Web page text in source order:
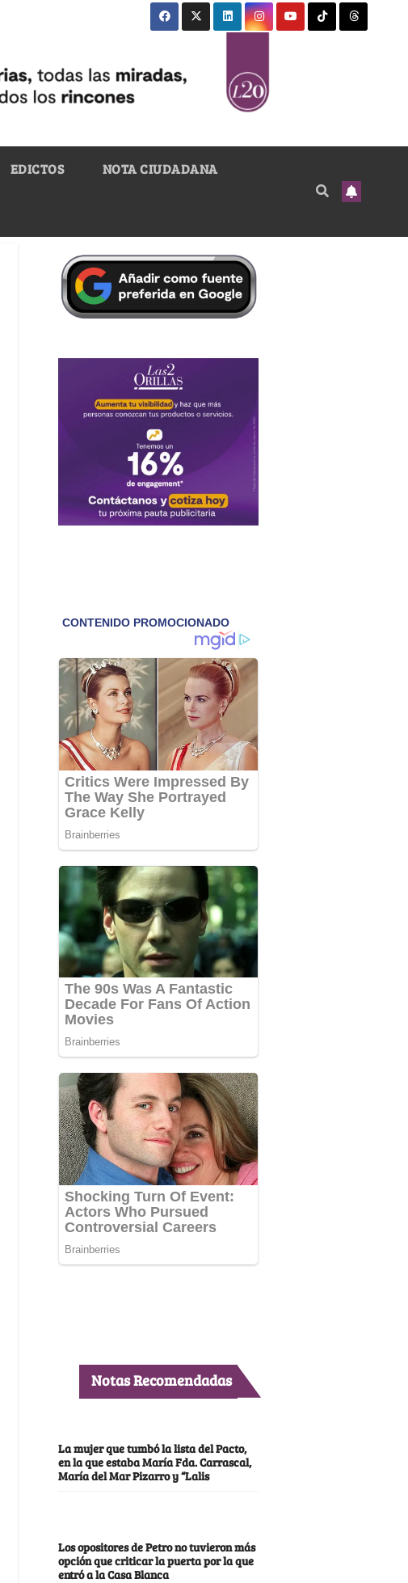
EDICTOS NOTA CIUDADANA
Notas Recomendadas
La mujer que tumbó la lista del Pacto,
en la que estaba María Fda. Carrascal,
María del Mar Pizarro y “Lalis
Los opositores de Petro no tuvieron más
opción que criticar la puerta por la que
entró a la Casa Blanca